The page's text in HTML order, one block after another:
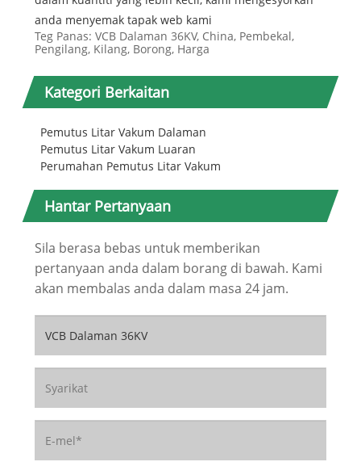
anda menyemak tapak web kami
Teg Panas: VCB Dalaman 36KV, China, Pembekal,
Pengilang, Kilang, Borong, Harga
Kategori Berkaitan
Pemutus Litar Vakum Dalaman
Pemutus Litar Vakum Luaran
Perumahan Pemutus Litar Vakum
Hantar Pertanyaan
Sila berasa bebas untuk memberikan
pertanyaan anda dalam borang di bawah. Kami
akan membalas anda dalam masa 24 jam.